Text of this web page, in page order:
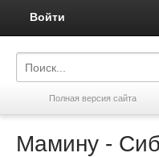
Войти
Полная версия сайта
Мамину -